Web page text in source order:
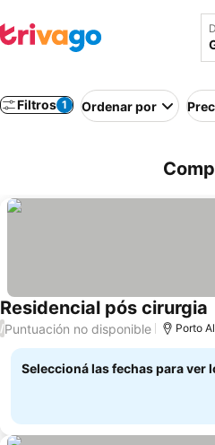
Filtros 1 Ordenar por
Residencial pós cirurgia
/Puntuación no disponible Porto
Seleccioná las fechas para ver